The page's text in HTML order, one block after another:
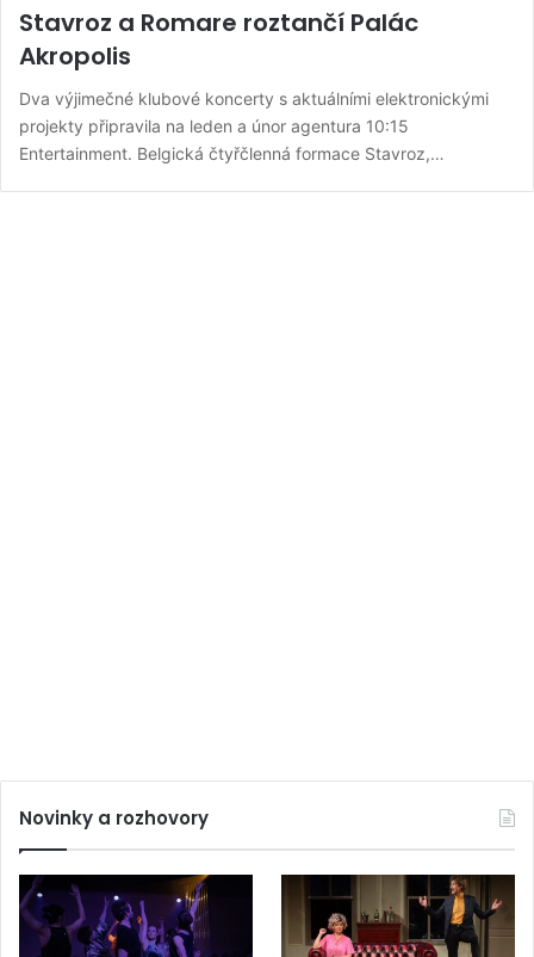
Stavroz a Romare roztančí Palác
Akropolis
Dva výjimečné klubové koncerty s aktuálními elektronickými
projekty připravila na leden a únor agentura 10:15
Entertainment. Belgická čtyřčlenná formace Stavroz,…
Novinky a rozhovory